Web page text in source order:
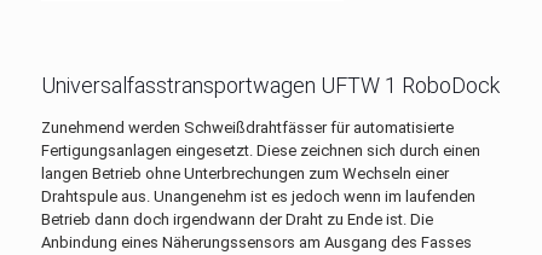
Universalfasstransportwagen UFTW 1 RoboDock
Zunehmend werden Schweißdrahtfässer für automatisierte
Fertigungsanlagen eingesetzt. Diese zeichnen sich durch einen
langen Betrieb ohne Unterbrechungen zum Wechseln einer
Drahtspule aus. Unangenehm ist es jedoch wenn im laufenden
Betrieb dann doch irgendwann der Draht zu Ende ist. Die
Anbindung eines Näherungssensors am Ausgang des Fasses